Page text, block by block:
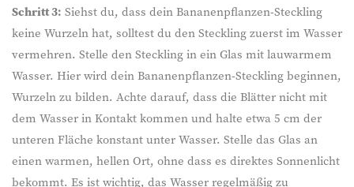
Schritt 3: Siehst du, dass dein Bananenpflanzen-Steckling
keine Wurzeln hat, solltest du den Steckling zuerst im Wasser
vermehren. Stelle den Steckling in ein Glas mit lauwarmem
Wasser. Hier wird dein Bananenpflanzen-Steckling beginnen,
Wurzeln zu bilden. Achte darauf, dass die Blätter nicht mit
dem Wasser in Kontakt kommen und halte etwa 5 cm der
unteren Fläche konstant unter Wasser. Stelle das Glas an
einen warmen, hellen Ort, ohne dass es direktes Sonnenlicht
bekommt. Es ist wichtig, das Wasser regelmäßig zu